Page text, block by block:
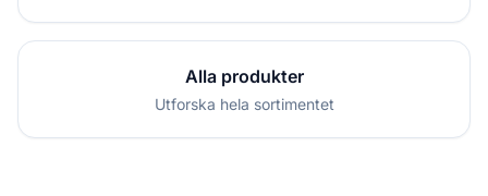
Alla produkter
Utforska hela sortimentet